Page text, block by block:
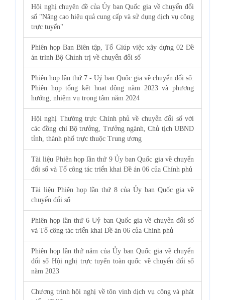
Hội nghị chuyên đề của Ủy ban Quốc gia về chuyển đổi
số "Nâng cao hiệu quả cung cấp và sử dụng dịch vụ công
trực tuyến"
Phiên họp Ban Biên tập, Tổ Giúp việc xây dựng 02 Đề
án trình Bộ Chính trị về chuyển đổi số
Phiên họp lần thứ 7 - Uỷ ban Quốc gia về chuyển đổi số:
Phiên họp tổng kết hoạt động năm 2023 và phương
hướng, nhiệm vụ trọng tâm năm 2024
Hội nghị Thường trực Chính phủ về chuyển đổi số với
các đồng chí Bộ trưởng, Trưởng ngành, Chủ tịch UBND
tỉnh, thành phố trực thuộc Trung ương
Tài liệu Phiên họp lần thứ 9 Ủy ban Quốc gia về chuyển
đổi số và Tổ công tác triển khai Đề án 06 của Chính phủ
Tài liệu Phiên họp lần thứ 8 của Ủy ban Quốc gia về
chuyển đổi số
Phiên họp lần thứ 6 Uỷ ban Quốc gia về chuyển đổi số
và Tổ công tác triển khai Đề án 06 của Chính phủ
Phiên họp lần thứ năm của Ủy ban Quốc gia về chuyển
đổi số Hội nghị trực tuyến toàn quốc về chuyển đổi số
năm 2023
Chương trình hội nghị về tôn vinh dịch vụ công và phát